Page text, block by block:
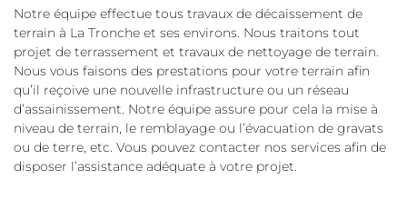
Notre équipe effectue tous travaux de décaissement de
terrain à La Tronche et ses environs. Nous traitons tout
projet de terrassement et travaux de nettoyage de terrain.
Nous vous faisons des prestations pour votre terrain afin
qu’il reçoive une nouvelle infrastructure ou un réseau
d’assainissement. Notre équipe assure pour cela la mise à
niveau de terrain, le remblayage ou l’évacuation de gravats
ou de terre, etc. Vous pouvez contacter nos services afin de
disposer l’assistance adéquate à votre projet.